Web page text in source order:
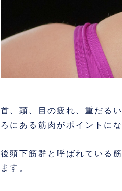
首、頭、目の疲れ、重だる
ろにある筋肉がポイントに
後頭下筋群と呼ばれている
ます。